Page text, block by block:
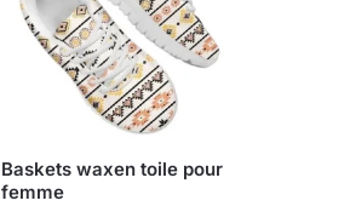
Baskets waxen toile pour
femme